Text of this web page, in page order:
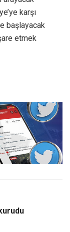
karşı
başlayacak
etmek